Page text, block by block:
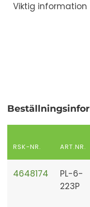
Viktig information
RSK-NR. ART.NR.
4648174
PL-6-
223P